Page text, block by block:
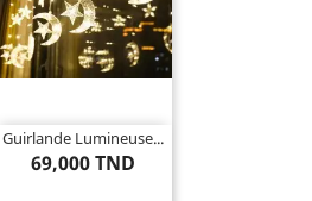
Guirlande Lumineuse...
69,000 TND